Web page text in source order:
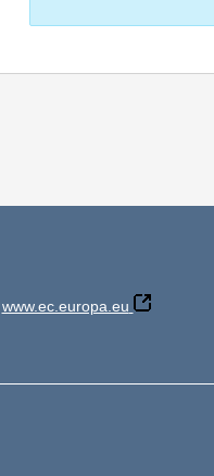
www.ec.europa.eu